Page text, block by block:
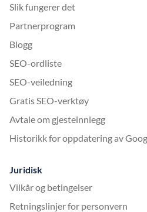
Slik fungerer det
Partnerprogram
Blogg
SEO-ordliste
SEO-veiledning
Gratis SEO-verktøy
Avtale om gjesteinnlegg
Historikk for oppdatering av
Juridisk
Vilkår og betingelser
Retningslinjer for personvern